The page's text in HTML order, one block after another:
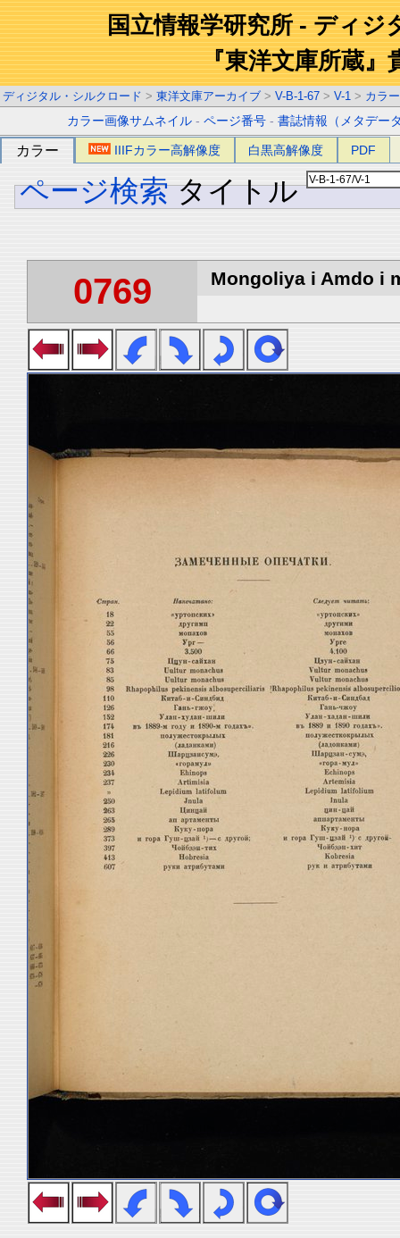
国立情報学研究所 - ディジ
『東洋文庫所蔵』
ディジタル・シルクロード > 東洋文庫アーカイブ > V-B-1-67 > V-1 > カラ
カラー画像サムネイル -ページ番号 -書誌情報（メタデー
カラー IIIFカラー高解像度 白黒高解像度 PDF
ページ検索 タイトル
0769 Mongoliya i Amdo i